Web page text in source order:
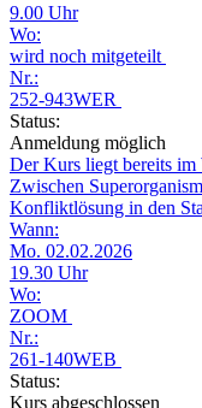
9.00 Uhr
Wo:
wird noch mitgeteilt
Nr.:
252-943WER
Status:
Anmeldung möglich
Der Kurs liegt bereits im
Zwischen
Konfliktlösung in den
Wann:
Mo. 02.02.2026
19.30 Uhr
Wo:
ZOOM
Nr.:
261-140WEB
Status:
Kurs abgeschlossen